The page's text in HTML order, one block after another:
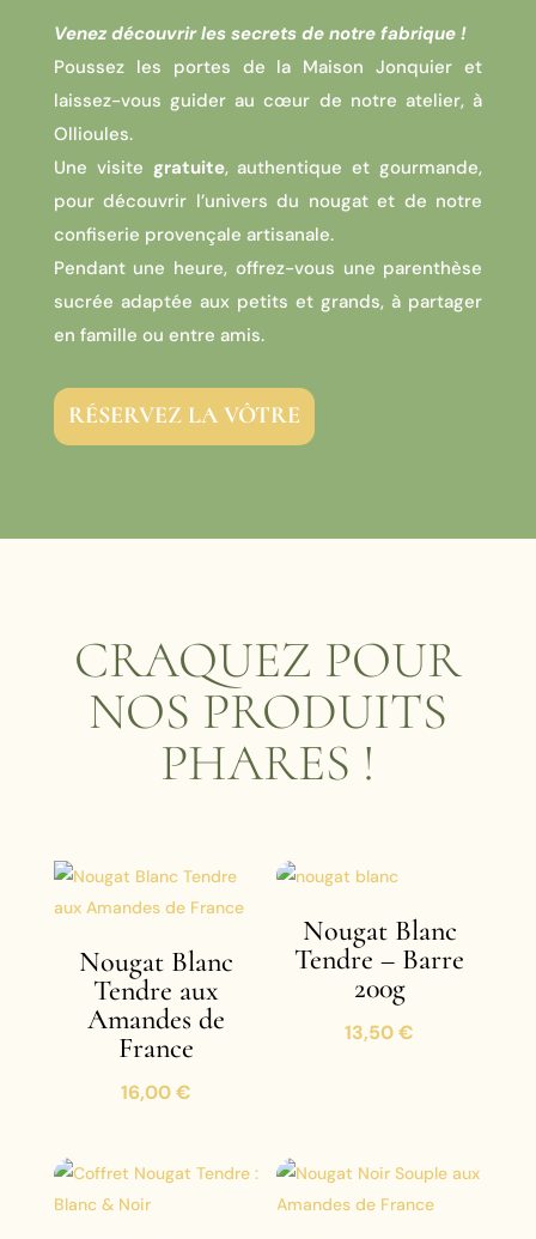
Venez découvrir les secrets de notre fabrique !
Poussez les portes de la Maison Jonquier et
laissez-vous guider au cœur de notre atelier, à
Ollioules.
Une visite gratuite, authentique et gourmande,
pour découvrir l’univers du nougat et de notre
confiserie provençale artisanale.
Pendant une heure, offrez-vous une parenthèse
sucrée adaptée aux petits et grands, à partager
en famille ou entre amis.
RÉSERVEZ LA VÔTRE
CRAQUEZ POUR
NOS PRODUITS
PHARES !
Nougat Blanc
Tendre aux
Amandes de
France
16,00€
Nougat Blanc
Tendre – Barre
200g
13,50€